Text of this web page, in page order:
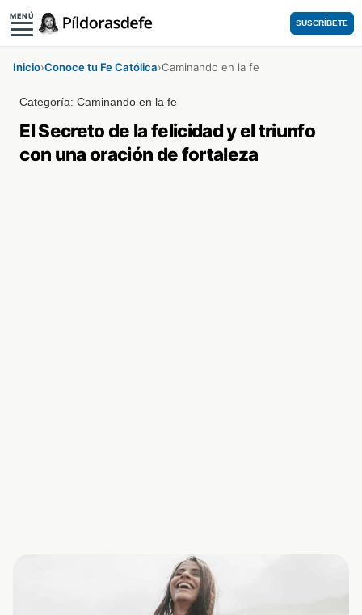
MENÚ
SUSCRÍBETE
Inicio›Conoce tu Fe Católica›Caminando en la fe
Categoría:Caminando en la fe
El Secreto de la felicidad y el triunfo
con una oración de fortaleza